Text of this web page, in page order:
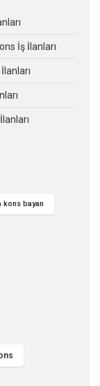
İş İlanları
kons bayan